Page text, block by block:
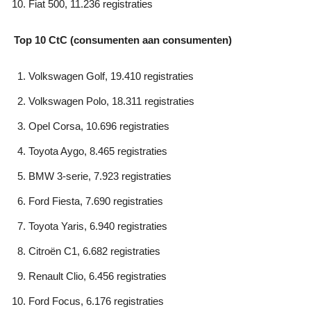
Fiat 500, 11.236 registraties
Top 10 CtC (consumenten aan consumenten)
Volkswagen Golf, 19.410 registraties
Volkswagen Polo, 18.311 registraties
Opel Corsa, 10.696 registraties
Toyota Aygo, 8.465 registraties
BMW 3-serie, 7.923 registraties
Ford Fiesta, 7.690 registraties
Toyota Yaris, 6.940 registraties
Citroën C1, 6.682 registraties
Renault Clio, 6.456 registraties
Ford Focus, 6.176 registraties